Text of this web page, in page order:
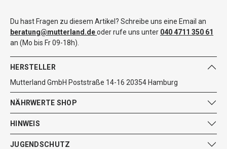
Du hast Fragen zu diesem Artikel? Schreibe uns eine Email an
beratung@mutterland.deoder rufe uns unter 040 4711 350 61
an (Mo bis Fr 09-18h).
HERSTELLER
Mutterland GmbH Poststraße 14-16 20354 Hamburg
NÄHRWERTE SHOP
HINWEIS
JUGENDSCHUTZ